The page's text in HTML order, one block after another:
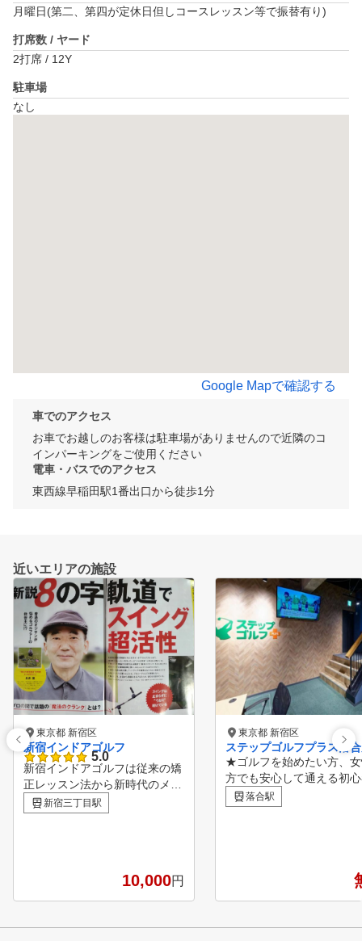
月曜日(第二、第四が定休日但しコースレッスン等で振替有り)
打席数 / ヤード
2打席 / 12Y
駐車場
なし
Google Mapで確認する
車でのアクセス
お車でお越しのお客様は駐車場がありませんので近隣のコ
インパーキングをご使用ください
電車・バスでのアクセス
東西線早稲田駅1番出口から徒歩1分
近いエリアの施設
東京都 新宿区
新宿インドアゴルフ
5.0
新宿インドアゴルフは従来の矯
正レッスン法から新時代のメン
タル構築レッスンを確立 して
います。 メンタル構築法は、
つまでも忘れずに、いつでも思
い出すことができるという理想
多くのゴルファーは、スイング
新宿三丁目駅
10,000円
東京都 新宿区
ステップゴルフプラス落
★ゴルフを始めたい方、
方でも安心して通える初
ログラムも充実!!～無料体
約受付中!!～ ★新規入会い
ゴルフクラブ&シューズは
レンタルあり！ ★全打席
落合駅